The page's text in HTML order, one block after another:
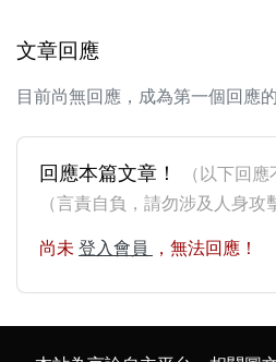
文章回應
目前尚無回應，成為第一個回應
回應本篇文章！
（以下回
（言責自負，請勿涉及人身攻
尚未 登入會員 ，無法回應！